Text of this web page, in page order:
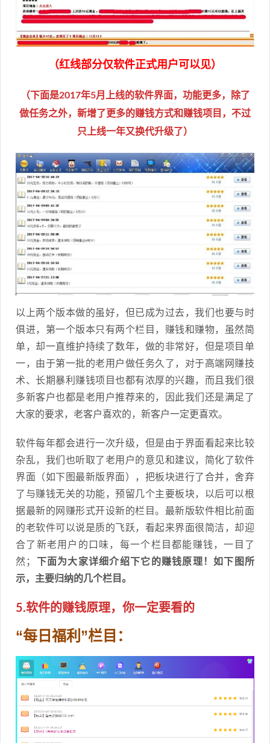
（红线部分仅软件正式用户可以见）
（下面是2017年5月上线的软件界面，功能更多，除了
做任务之外，新增了更多的赚钱方式和赚钱项目，不过
只上线一年又换代升级了）
以上两个版本做的虽好，但已成为过去，我们也要与时
俱进，第一个版本只有两个栏目，赚钱和赚物，虽然简
单，却一直维护持续了数年，做的非常好，但是项目单
一，由于第一批的老用户做任务久了，对于高端网赚技
术、长期暴利赚钱项目也都有浓厚的兴趣，而且我们很
多新客户也都是老用户推荐来的，因此我们还是满足了
大家的要求，老客户喜欢的，新客户一定更喜欢。
软件每年都会进行一次升级，但是由于界面看起来比较
杂乱，我们也听取了老用户的意见和建议，简化了软件
界面（如下图最新版界面），把板块进行了合并，舍弃
了与赚钱无关的功能，预留几个主要板块，以后可以根
据最新的网赚形式开设新的栏目。最新版软件相比前面
的老软件可以说是质的飞跃，看起来界面很简洁，却迎
合了新老用户的口味，每一个栏目都能赚钱，一目了
然；
下面为大家详细介绍下它的赚钱原理！如下图所
示，主要归纳的几个栏目。
5.软件的赚钱原理，你一定要看的
“每日福利”栏目：